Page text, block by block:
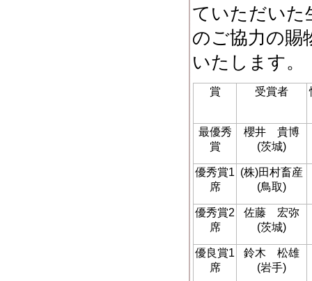
ていただいた
のご協力の賜
いたします。
賞 受賞者
最優秀
賞
櫻井 貴博
(茨城)
優秀賞1
席
(株)田村畜産
(鳥取)
優秀賞2
席
佐藤 宏弥
(茨城)
優良賞1
席
鈴木 松雄
(岩手)